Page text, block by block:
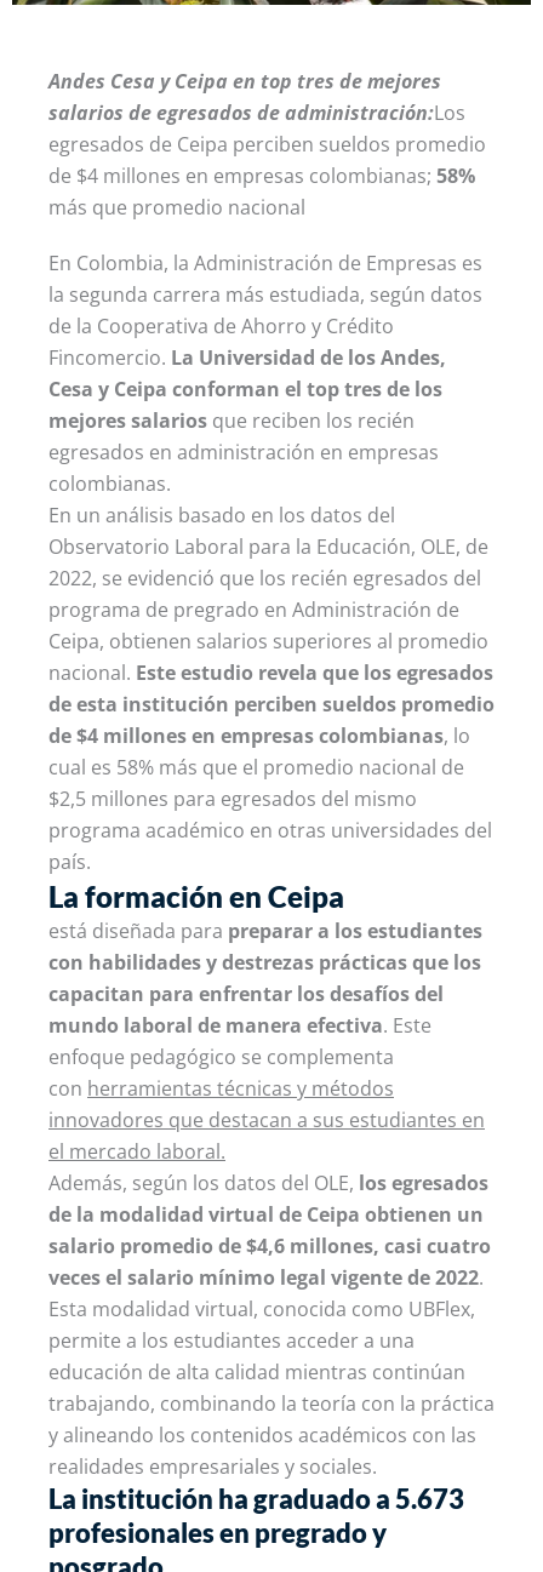
Andes Cesa y Ceipa en top tres de mejores
salarios de egresados de administración:Los
egresados de Ceipa perciben sueldos promedio
de $4 millones en empresas colombianas; 58%
más que promedio nacional
En Colombia, la Administración de Empresas es
la segunda carrera más estudiada, según datos
de la Cooperativa de Ahorro y Crédito
Fincomercio. La Universidad de los Andes,
Cesa y Ceipa conforman el top tres de los
mejores salarios que reciben los recién
egresados en administración en empresas
colombianas.
En un análisis basado en los datos del
Observatorio Laboral para la Educación, OLE, de
2022, se evidenció que los recién egresados del
programa de pregrado en Administración de
Ceipa, obtienen salarios superiores al promedio
nacional. Este estudio revela que los egresados
de esta institución perciben sueldos promedio
de $4 millones en empresas colombianas, lo
cual es 58% más que el promedio nacional de
$2,5 millones para egresados del mismo
programa académico en otras universidades del
país.
La formación en Ceipa
está diseñada para preparar a los estudiantes
con habilidades y destrezas prácticas que los
capacitan para enfrentar los desafíos del
mundo laboral de manera efectiva. Este
enfoque pedagógico se complementa
con herramientas técnicas y métodos
innovadores que destacan a sus estudiantes en
el mercado laboral.
Además, según los datos del OLE, los egresados
de la modalidad virtual de Ceipa obtienen un
salario promedio de $4,6 millones, casi cuatro
veces el salario mínimo legal vigente de 2022.
Esta modalidad virtual, conocida como UBFlex,
permite a los estudiantes acceder a una
educación de alta calidad mientras continúan
trabajando, combinando la teoría con la práctica
y alineando los contenidos académicos con las
realidades empresariales y sociales.
La institución ha graduado a 5.673
profesionales en pregrado y